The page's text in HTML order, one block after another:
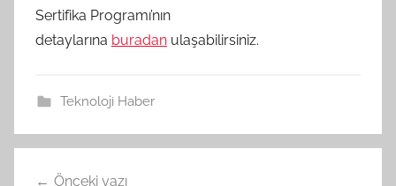
Sertifika Programı’nın
detaylarına buradan ulaşabilirsiniz.
Teknoloji Haber
Önceki yazı